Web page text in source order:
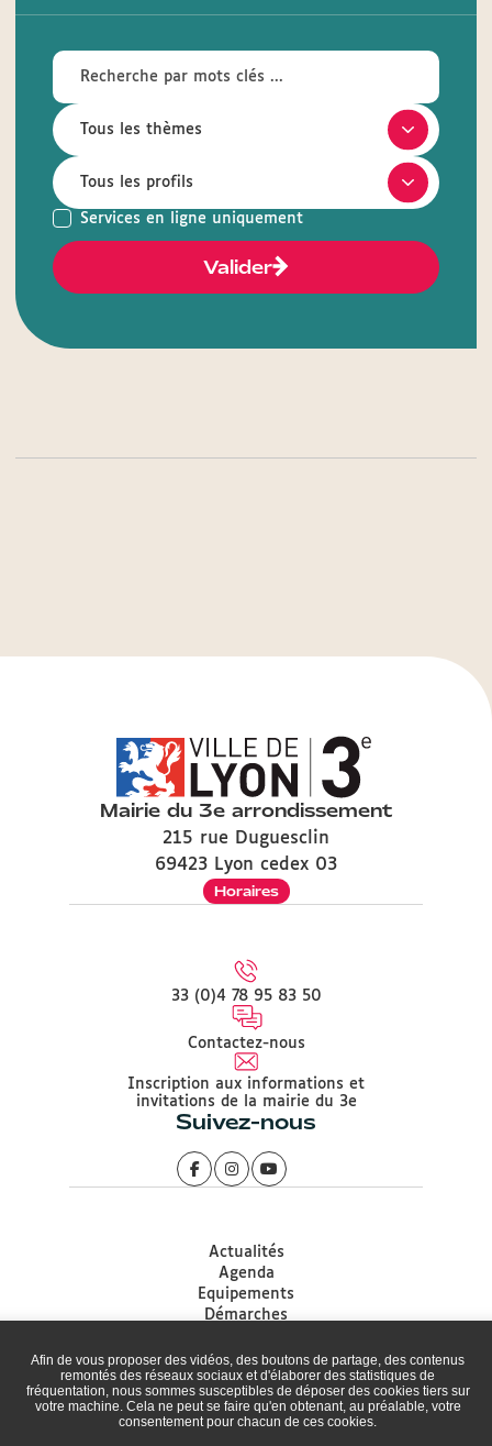
Afin de vous proposer des vidéos, des boutons de partage, des contenus
remontés des réseaux sociaux et d'élaborer des statistiques de
fréquentation, nous sommes susceptibles de déposer des cookies tiers sur
votre machine. Cela ne peut se faire qu'en obtenant, au préalable, votre
consentement pour chacun de ces cookies.
Services en ligne uniquement
Valider
Mairie du 3e arrondissement
215 rue Duguesclin
69423 Lyon cedex 03
Horaires
33 (0)4 78 95 83 50
Contactez-nous
Inscription aux informations et
invitations de la mairie du 3e
Suivez-nous
Actualités
Agenda
Equipements
Démarches
Accessibilité
Plan du site
Mentions légales
Protection des données